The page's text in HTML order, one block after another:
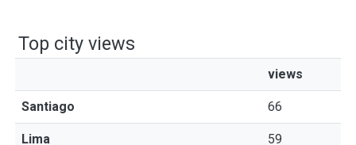
Top city views
views
Santiago 66
Lima 59